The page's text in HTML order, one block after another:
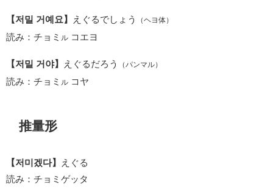
【저밀 거예요】 えぐるでしょう （ヘヨ体）
読み：チョミ ル コエヨ
【저밀 거야】 えぐるだろう （パンマル）
読み：チョミ ル コヤ
推量形
【저미겠다】
えぐる
読み：チョミゲッタ